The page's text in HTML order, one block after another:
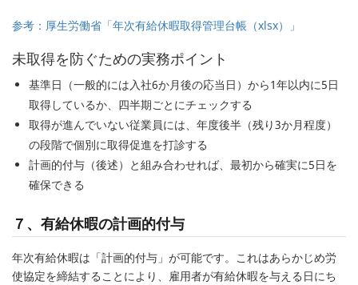
参考：厚生労働省「年次有給休暇取得管理台帳（xlsx）」
未取得を防ぐための実務ポイント
基準日（一般的には入社6か月後の応当日）から1年以内に5日
取得しているか、四半期ごとにチェックする
取得が進んでいない従業員には、年度後半（残り3か月程度）
の段階で個別に取得促進を打診する
計画的付与（後述）と組み合わせれば、最初から確実に5日を
確保できる
７、有給休暇の計画的付与
年次有給休暇は「計画的付与」が可能です。これはあらかじめ労
使協定を締結することにより、雇用者が有給休暇を与える日にち